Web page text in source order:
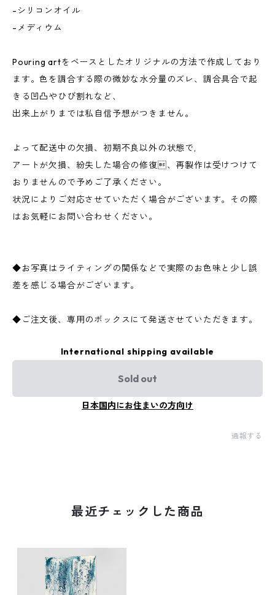
-シリコンオイル
-メディウム
Pouring artをベースとしたオリジナルの方法で作成しており
ます。色を調合する際の微妙な水分量のズレ、調合具合で起
きる凹凸やひび割れなど、
出来上がりまでは私自信予想がつきません。
よって配送中の欠損、初期不良以外の状態で,
アートが欠損、紛失した場合の修復、再製作は受けつけて
おりませんので予めご了承ください。
状況によりご対応させていただく場合がございます。その際
はお気軽にお問い合わせください。
◆お写真はライティングの関係などで実際のお色味と少し誤
差を感じる場合がございます。
◆ご注文後、専用のボックスにて発送させていただきます。
International shipping available
Sold out
日本国内にお住まいの方向け
通報する
最近チェックした商品